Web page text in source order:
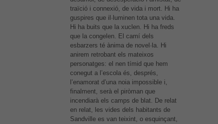
traïció i connexió, de vida i mort. Hi ha
guspires que il·luminen tota una vida.
Hi ha buits que la xuclen. Hi ha freds
que la congelen. El camí dels
esbarzers té ànima de novel·la. Hi
anirem retrobant els mateixos
personatges: el nen tímid que hem
conegut a l’escola és, després,
l’enamorat d’una noia impossible i,
finalment, serà el piròman que
incendiarà els camps de blat. De relat
en relat, les vides dels habitants de
Sandville es van teixint, o esquinçant,